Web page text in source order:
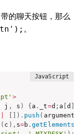
的聊天按钮，那么
。
>
j , s ) { a . _t=d ; a [d
) . push ( arguments
( c ) , s=b .